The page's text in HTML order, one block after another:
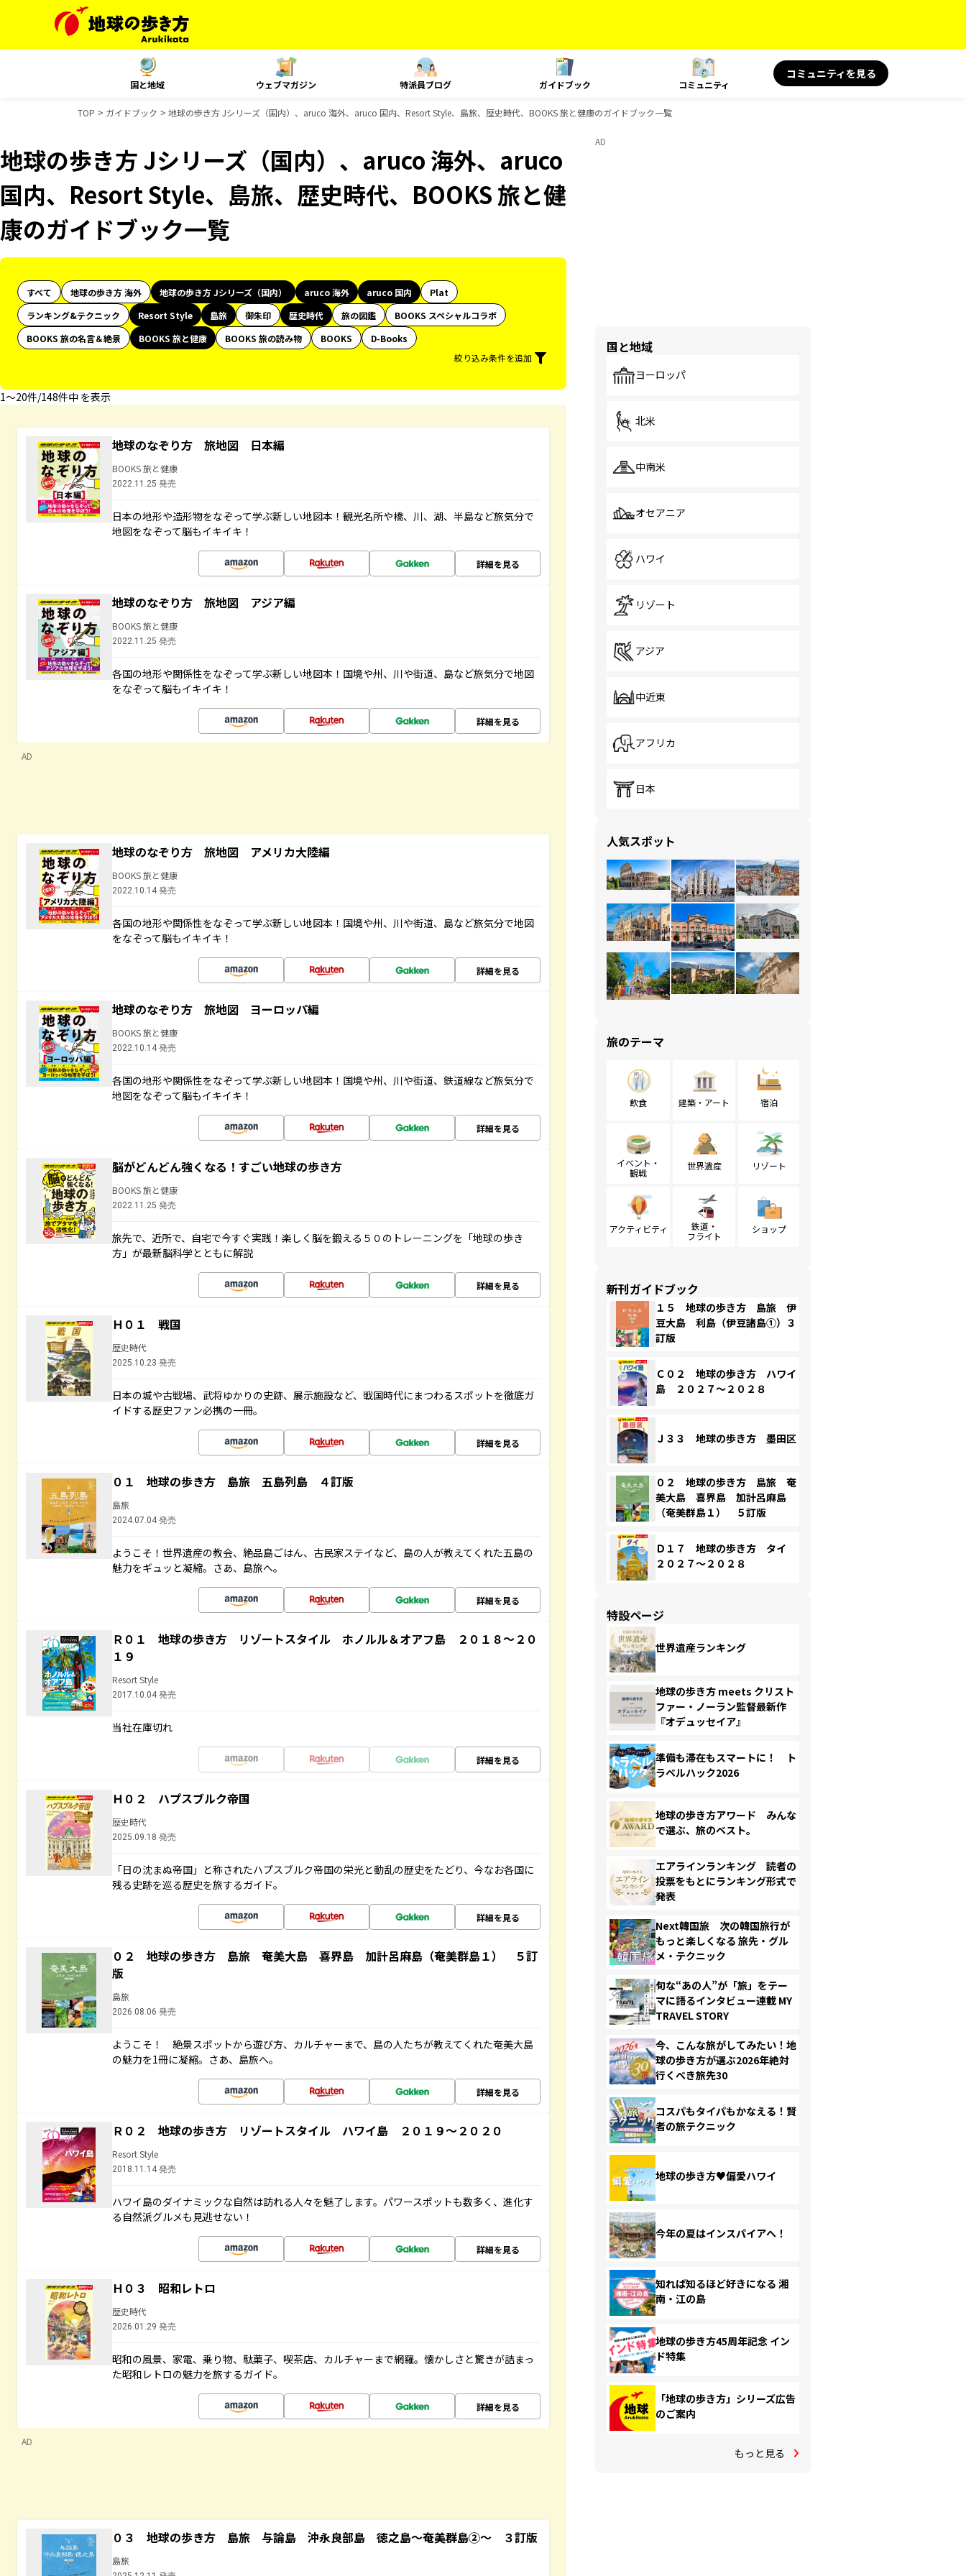
国と地域 ウェブマガジン 特派員ブログ ガイドブック コミュニティ
コミュニティを見る
TOP ガイドブック 地球の歩き方 Jシリーズ（国内）、aruco 海外、aruco 国内、Resort Style、島旅、歴史時代、BOOKS 旅と健康のガイドブック一覧
地球の歩き方 Jシリーズ（国内）、aruco 海外、aruco
国内、Resort Style、島旅、歴史時代、BOOKS 旅と健
康のガイドブック一覧
すべて 地球の歩き方 海外 地球の歩き方 Jシリーズ（国内） aruco 海外 aruco 国内
Plat
ランキング&テクニック
Resort Style 島旅 御朱印 歴史時代 旅の図鑑
BOOKS スペシャルコラボ
BOOKS 旅の名言＆絶景
BOOKS 旅と健康 BOOKS 旅の読み物 BOOKS
D-Books
絞り込み条件を追加
1〜20件/148件中 を表示
地球のなぞり方 旅地図 日本編
BOOKS 旅と健康
2022.11.25 発売
日本の地形や造形物をなぞって学ぶ新しい地図本！観光名所や橋、川、湖、半島など旅気分で
地図をなぞって脳もイキイキ！
詳細を見る
地球のなぞり方 旅地図 アジア編
BOOKS 旅と健康
2022.11.25 発売
各国の地形や関係性をなぞって学ぶ新しい地図本！国境や州、川や街道、島など旅気分で地図
をなぞって脳もイキイキ！
詳細を見る
AD
地球のなぞり方 旅地図 アメリカ大陸編
BOOKS 旅と健康
2022.10.14 発売
各国の地形や関係性をなぞって学ぶ新しい地図本！国境や州、川や街道、島など旅気分で地図
をなぞって脳もイキイキ！
詳細を見る
地球のなぞり方 旅地図 ヨーロッパ編
BOOKS 旅と健康
2022.10.14 発売
各国の地形や関係性をなぞって学ぶ新しい地図本！国境や州、川や街道、鉄道線など旅気分で
地図をなぞって脳もイキイキ！
詳細を見る
脳がどんどん強くなる！すごい地球の歩き方
BOOKS 旅と健康
2022.11.25 発売
旅先で、近所で、自宅で今すぐ実践！楽しく脳を鍛える５０のトレーニングを「地球の歩き
方」が最新脳科学とともに解説
詳細を見る
Ｈ０１ 戦国
歴史時代
2025.10.23 発売
日本の城や古戦場、武将ゆかりの史跡、展示施設など、戦国時代にまつわるスポットを徹底ガ
イドする歴史ファン必携の一冊。
詳細を見る
０１ 地球の歩き方 島旅 五島列島 ４訂版
島旅
2024.07.04 発売
ようこそ！世界遺産の教会、絶品島ごはん、古民家ステイなど、島の人が教えてくれた五島の
魅力をギュッと凝縮。さあ、島旅へ。
詳細を見る
Ｒ０１ 地球の歩き方 リゾートスタイル ホノルル＆オアフ島 ２０１８～２０
１９
Resort Style
2017.10.04 発売
当社在庫切れ
詳細を見る
Ｈ０２ ハプスブルク帝国
歴史時代
2025.09.18 発売
「日の沈まぬ帝国」と称されたハプスブルク帝国の栄光と動乱の歴史をたどり、今なお各国に
残る史跡を巡る歴史を旅するガイド。
詳細を見る
０２ 地球の歩き方 島旅 奄美大島 喜界島 加計呂麻島（奄美群島１） ５訂
版
島旅
2026.08.06 発売
ようこそ！ 絶景スポットから遊び方、カルチャーまで、島の人たちが教えてくれた奄美大島
の魅力を1冊に凝縮。さあ、島旅へ。
詳細を見る
Ｒ０２ 地球の歩き方 リゾートスタイル ハワイ島 ２０１９～２０２０
Resort Style
2018.11.14 発売
ハワイ島のダイナミックな自然は訪れる人々を魅了します。パワースポットも数多く、進化す
る自然派グルメも見逃せない！
詳細を見る
Ｈ０３ 昭和レトロ
歴史時代
2026.01.29 発売
昭和の風景、家電、乗り物、駄菓子、喫茶店、カルチャーまで網羅。懐かしさと驚きが詰まっ
た昭和レトロの魅力を旅するガイド。
詳細を見る
AD
０３ 地球の歩き方 島旅 与論島 沖永良部島 徳之島～奄美群島②～ ３訂版
島旅
AD
国と地域
ヨーロッパ
北米
中南米
オセアニア
ハワイ
リゾート
アジア
中近東
アフリカ
日本
人気スポット
旅のテーマ
飲食 建築・アート 宿泊
イベント・
観戦
世界遺産 リゾート
アクティビティ
鉄道・
フライト
ショップ
新刊ガイドブック
１５ 地球の歩き方 島旅 伊
豆大島 利島（伊豆諸島①）３
訂版
Ｃ０２ 地球の歩き方 ハワイ
島 ２０２７～２０２８
Ｊ３３ 地球の歩き方 墨田区
０２ 地球の歩き方 島旅 奄
美大島 喜界島 加計呂麻島
（奄美群島１） ５訂版
Ｄ１７ 地球の歩き方 タイ
２０２７～２０２８
特設ページ
世界遺産ランキング
地球の歩き方 meets クリスト
ファー・ノーラン監督最新作
『オデュッセイア』
準備も滞在もスマートに！ ト
ラベルハック2026
地球の歩き方アワード みんな
で選ぶ、旅のベスト。
エアラインランキング 読者の
投票をもとにランキング形式で
発表
Next韓国旅 次の韓国旅行が
もっと楽しくなる 旅先・グル
メ・テクニック
旬な“あの人”が「旅」をテー
マに語るインタビュー連載 MY
TRAVEL STORY
今、こんな旅がしてみたい！地
球の歩き方が選ぶ2026年絶対
行くべき旅先30
コスパもタイパもかなえる！賢
者の旅テクニック
地球の歩き方♥偏愛ハワイ
今年の夏はインスパイアへ！
知れば知るほど好きになる 湘
南・江の島
地球の歩き方45周年記念 イン
ド特集
「地球の歩き方」シリーズ広告
のご案内
もっと見る